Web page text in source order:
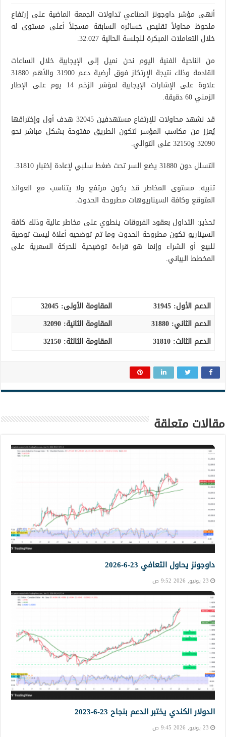
أنهى مؤشر داوجونز الصناعي تداولات الجمعة الماضية على إرتفاع
ملحوظ محاولاً تقليص خسائره السابقة مسجلاً أعلى مستوى له
خلال التعاملات المبكرة للجلسة الحالية 32.027.
من الناحية الفنية اليوم نحن نميل إلى الإيجابية خلال الساعات
القادمة وذلك نتيجة الإرتكاز فوق أرضية دعم 31900 والأهم 31880
علاوة على الإشارات الإيجابية لمؤشر الزخم 14 يوم على الإطار
الزمني 60 دقيقة.
قد نشهد محاولات للإرتفاع مستهدفين 32045 هدف أول وإختراقها
يُعزز من مكاسب المؤسر لتكون الطريق مفتوحة بشكل مباشر نحو
32090 و32150 على التوالي.
التسلل دون 31880 يضع السر تحت ضغط سلبي لإعادة إختبار 31810.
تنبيه: مستوى المخاطر قد يكون مرتفع ولا يتناسب مع العوائد
المتوقع وكافة السيناريوهات مطروحة الحدوث.
تحذير: التداول بعقود الفروقات ينطوي على مخاطر عالية وذلك كافة
السيناريو تكون مطروحة الحدوث وما تم توضحيه أعلاة ليست توصية
للبيع أو الشراء وإنما هو قراءة توضيحية للحركة السعرية على
المخطط البياني.
الدعم الأول: 31945 المقاومة الأولى: 32045
الدعم الثاني: 31880
المقاومة الثانية: 32090
الدعم الثالث:
31810 المقاومة الثالثة: 32150
مقالات متعلقة
داوجونز يحاول التعافي 23-6-2026
23 يونيو, 2026 9:52 ص
الدولار الكندي يختبر الدعم بنجاح 23-6-2023
23 يونيو, 2026 9:45 ص